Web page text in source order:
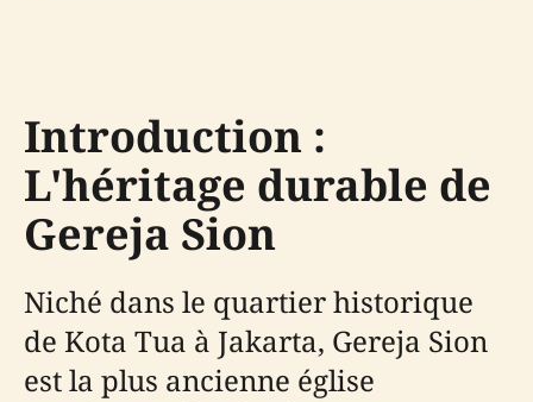
Introduction :
L'héritage durable de
Gereja Sion
Niché dans le quartier historique
de Kota Tua à Jakarta, Gereja Sion
est la plus ancienne église